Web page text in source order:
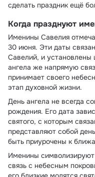
сделать праздник ещё
Когда празднуют
Именины Савелия
30 июня. Эти даты
Савелий, и
ангела же напрямую
принимает своего
этап духовной жизни.
День ангела не всегда
рождения. Его дата
святого, с которым
представляют собой
быть приурочены к
Именины
связь с небесным